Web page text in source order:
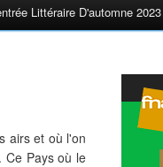
Littéraire D'automne 2023
airs et où l'on
Pays où le